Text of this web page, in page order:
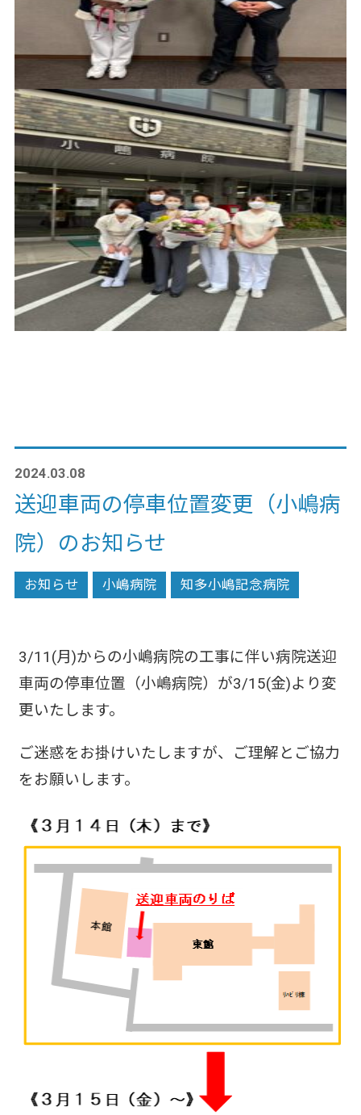
2024.03.08
送迎車両の停車位置変更（小嶋病
院）のお知らせ
お知らせ 小嶋病院 知多小嶋記念病院
3/11(月)からの小嶋病院の工事に伴い病院送迎
車両の停車位置（小嶋病院）が3/15(金)より変
更いたします。
ご迷惑をお掛けいたしますが、ご理解とご協力
をお願いします。